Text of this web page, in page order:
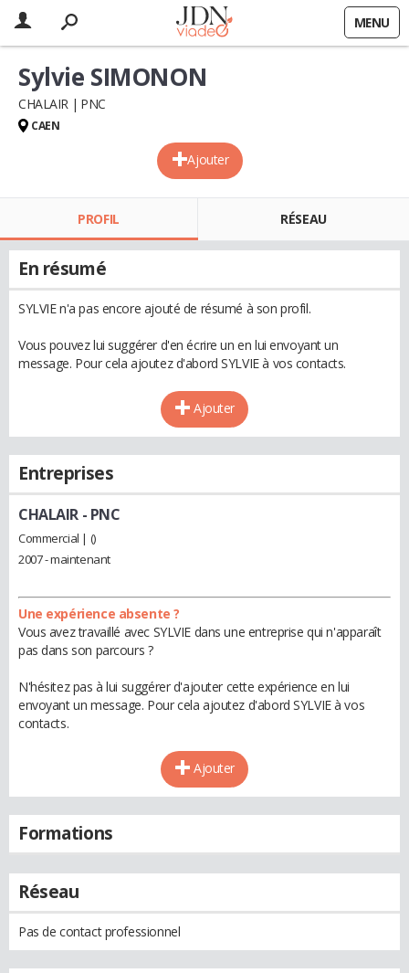
MENU
Ajouter
Sylvie SIMONON
CHALAIR PNC
CAEN
PROFIL RÉSEAU
En résumé
SYLVIE n'a pas encore ajouté de résumé à son profil.
Vous pouvez lui suggérer d'en écrire un en lui envoyant un
message. Pour cela ajoutez d'abord SYLVIE à vos contacts.
Ajouter
Entreprises
CHALAIR - PNC
Commercial | ()
2007 - maintenant
Une expérience absente ?
Vous avez travaillé avec SYLVIE dans une entreprise qui n'apparaît
pas dans son parcours ?
N'hésitez pas à lui suggérer d'ajouter cette expérience en lui
envoyant un message. Pour cela ajoutez d'abord SYLVIE à vos
contacts.
Ajouter
Formations
Réseau
Pas de contact professionnel